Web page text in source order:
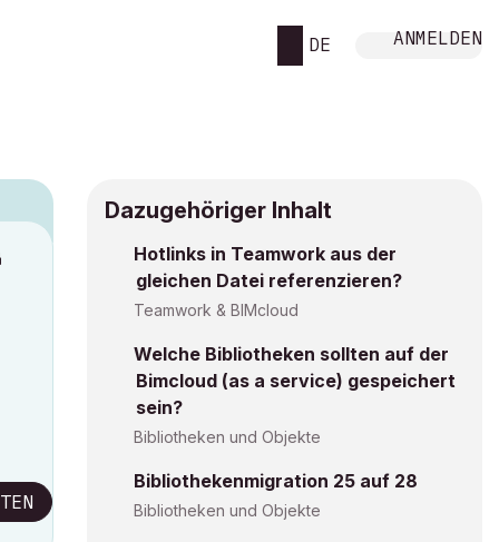
DE ANMELDEN
Dazugehöriger Inhalt
Hotlinks in Teamwork aus der
gleichen Datei referenzieren?
Teamwork & BIMcloud
Welche Bibliotheken sollten auf der
Bimcloud (as a service) gespeichert
sein?
Bibliotheken und Objekte
Bibliothekenmigration 25 auf 28
Bibliotheken und Objekte